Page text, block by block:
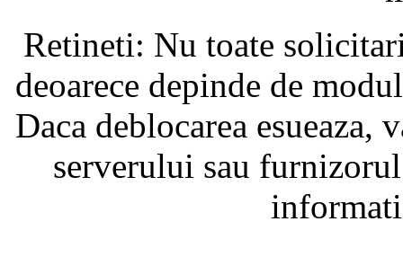
Retineti: Nu toate
deoarece depinde de
Daca deblocarea
serverului sau